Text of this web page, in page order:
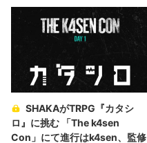
SHAKAがTRPG『カタシ
ロ』に挑む 「The k4sen
Con」にて進行はk4sen、監修